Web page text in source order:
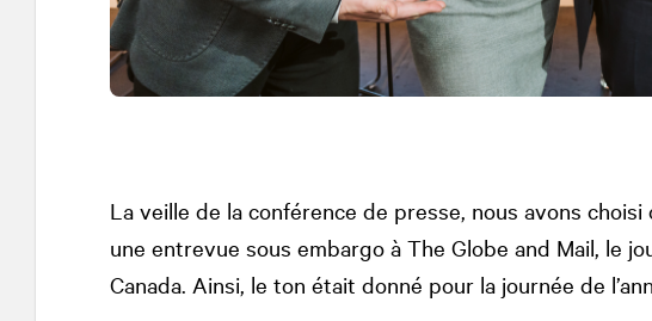
La veille de la conférence de presse, nous avons
une entrevue sous embargo à The Globe and Mail, le
Canada. Ainsi, le ton était donné pour la journée de